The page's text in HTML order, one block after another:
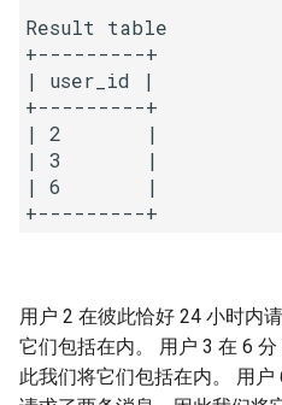
32.2. 从上到下打印二叉树 II
32.3. 从上到下打印二叉树 III
33. 二叉搜索树的后序遍历序
34. 二叉树中和为某一值的路
35. 复杂链表的复制
36. 二叉搜索树与双向链表
29. 排序的循环链表
30. 插入、删除和随机访问都
是 O(1) 的容器
31. 最近最少使用缓存
33. 变位词组
34. 外星语言是否排序
4.10. 检查子树
4.12. 求和路径
5.1. 插入
5.2. 二进制数转字符串
5.4. 下一个数
Result table
+---------+
| user_id |
+---------+
| 2       |
| 3       |
| 6       |
用户 2 在彼此恰好 24 小时内
它们包括在内。 用户 3 在 6
此我们将它们包括在内。 用